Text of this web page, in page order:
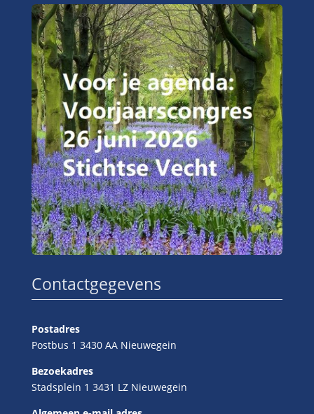
Contactgegevens
Postadres
Postbus 1 3430 AA Nieuwegein
Bezoekadres
Stadsplein 1 3431 LZ Nieuwegein